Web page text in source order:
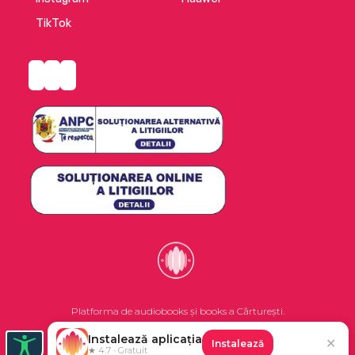
TikTok
Platforma de audiobooks și books a Cărturești.
©2026 Nemo EPG SRL. Toate drepturile rezervate.
Instalează aplicația
★ 4.7 · Gratuit
Instalează ✕